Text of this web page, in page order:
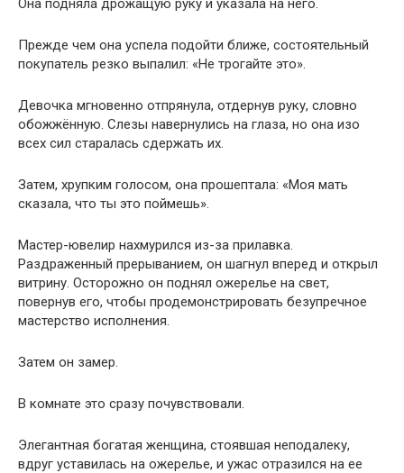
Она подняла дрожащую руку и указала на него.
Прежде чем она успела подойти ближе, состоятельный
покупатель резко выпалил: «Не трогайте это».
Девочка мгновенно отпрянула, отдернув руку, словно
обожжённую. Слезы навернулись на глаза, но она изо
всех сил старалась сдержать их.
Затем, хрупким голосом, она прошептала: «Моя мать
сказала, что ты это поймешь».
Мастер-ювелир нахмурился из-за прилавка.
Раздраженный прерыванием, он шагнул вперед и открыл
витрину. Осторожно он поднял ожерелье на свет,
повернув его, чтобы продемонстрировать безупречное
мастерство исполнения.
Затем он замер.
В комнате это сразу почувствовали.
Элегантная богатая женщина, стоявшая неподалеку,
вдруг уставилась на ожерелье, и ужас отразился на ее